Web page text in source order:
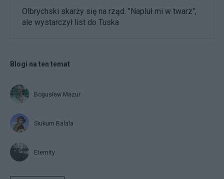
Olbrychski skarży się na rząd. "Napluł mi w twarz",
ale wystarczył list do Tuska
Blogi na ten temat
Bogusław Mazur
Siukum Balala
Eternity